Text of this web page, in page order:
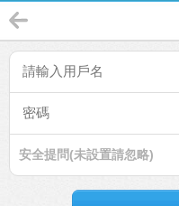
安全提問(未設置請忽略)